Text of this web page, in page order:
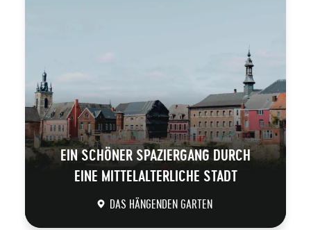
EIN SCHÖNER SPAZIERGANG DURCH
EINE MITTELALTERLICHE STADT
DAS HÄNGENDEN GARTEN